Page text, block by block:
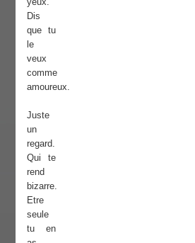
Dis
que tu
le
veux
comme
amoureux.
Juste
un
regard.
Qui te
rend
bizarre.
Etre
seule
tu en